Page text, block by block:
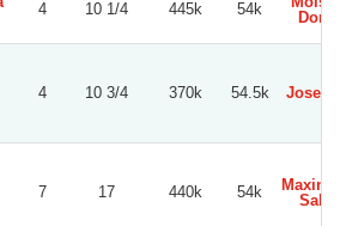
4 10 1/4 445k 54k
4 10 3/4 370k 54.5k Jose
7 17 440k 54k